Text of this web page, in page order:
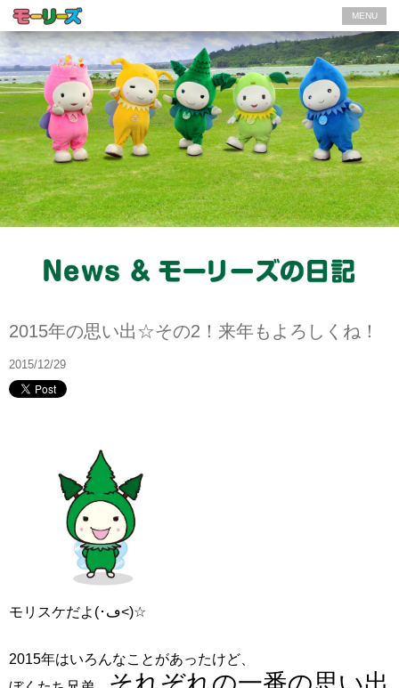
MENU
2015年の思い出☆その2！来年もよろしくね！
2015/12/29
モリスケだよ(･ڡ<)☆
2015年はいろんなことがあったけど、